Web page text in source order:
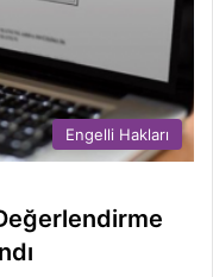
Engelli Hakları